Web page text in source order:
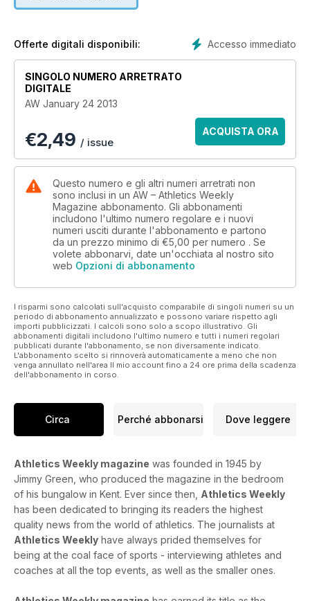
Accesso immediato
Offerte digitali disponibili:
SINGOLO NUMERO ARRETRATO
DIGITALE
AW January 24 2013
€2,49 / issue
ACQUISTA ORA
Questo numero e gli altri numeri arretrati non
sono inclusi in un AW – Athletics Weekly
Magazine abbonamento. Gli abbonamenti
includono l'ultimo numero regolare e i nuovi
numeri usciti durante l'abbonamento e partono
da un prezzo minimo di €5,00 per numero . Se
volete abbonarvi, date un'occhiata al nostro sito
web Opzioni di abbonamento
I risparmi sono calcolati sull'acquisto comparabile di singoli numeri su un
periodo di abbonamento annualizzato e possono variare rispetto agli
importi pubblicizzati. I calcoli sono solo a scopo illustrativo. Gli
abbonamenti digitali includono l'ultimo numero e tutti i numeri regolari
pubblicati durante l'abbonamento, se non diversamente indicato.
L'abbonamento scelto si rinnoverà automaticamente a meno che non
venga annullato nell'area Il mio account fino a 24 ore prima della scadenza
dell'abbonamento in corso.
Circa Perché abbonarsi Dove leggere
Athletics Weekly magazine was founded in 1945 by
Jimmy Green, who produced the magazine in the bedroom
of his bungalow in Kent. Ever since then, Athletics Weekly
has been dedicated to bringing its readers the highest
quality news from the world of athletics. The journalists at
Athletics Weekly have always prided themselves for
being at the coal face of sports - interviewing athletes and
coaches at all the top events, as well as the smaller ones.